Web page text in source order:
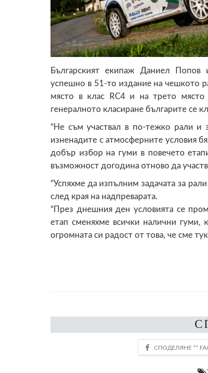
Българският екипаж Даниел
успешно в 51-то издание на чешкото
място в клас RC4 и на трето
генералното класиране българите се
“Не съм участвал в по-тежко рали и
изненадите с атмосферните условия
добър избор на гуми в повечето
възможност догодина отново да
“Успяхме да изпълним задачата за
след края на надпреварата.
“През днешния ден условията се
етап сменяхме всички налични гуми,
огромната си радост от това, че сме